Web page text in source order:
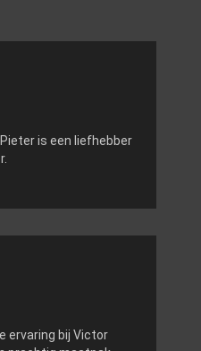
is een liefhebber
ervaring bij Victor